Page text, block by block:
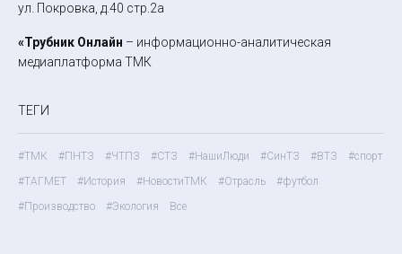
ул. Покровка, д.40 стр.2а
«Трубник Онлайн – информационно-аналитическая
медиаплатформа ТМК
ТЕГИ
#ТМК #ПНТЗ #ЧТПЗ #СТЗ #НашиЛюди #СинТЗ #ВТЗ
#спорт
#ТАГМЕТ
#История #НовостиТМК #Отрасль
#футбол
#Производство
#Экология Все